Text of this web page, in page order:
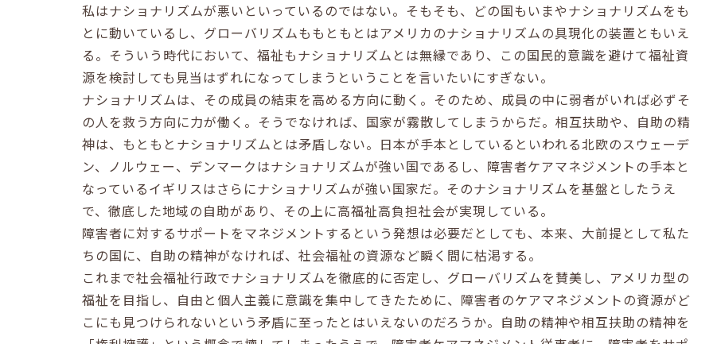
私はナショナリズムが悪いといっているのではない。そもそも、どの国もいまやナショナリズムをも
とに動いているし、グローバリズムももともとはアメリカのナショナリズムの具現化の装置ともいえ
る。そういう時代において、福祉もナショナリズムとは無縁であり、この国民的意識を避けて福祉資
源を検討しても見当はずれになってしまうということを言いたいにすぎない。
ナショナリズムは、その成員の結束を高める方向に動く。そのため、成員の中に弱者がいれば必ずそ
の人を救う方向に力が働く。そうでなければ、国家が霧散してしまうからだ。相互扶助や、自助の精
神は、もともとナショナリズムとは矛盾しない。日本が手本としているといわれる北欧のスウェーデ
ン、ノルウェー、デンマークはナショナリズムが強い国であるし、障害者ケアマネジメントの手本と
なっているイギリスはさらにナショナリズムが強い国家だ。そのナショナリズムを基盤としたうえ
で、徹底した地域の自助があり、その上に高福祉高負担社会が実現している。
障害者に対するサポートをマネジメントするという発想は必要だとしても、本来、大前提として私た
ちの国に、自助の精神がなければ、社会福祉の資源など瞬く間に枯渇する。
これまで社会福祉行政でナショナリズムを徹底的に否定し、グローバリズムを賛美し、アメリカ型の
福祉を目指し、自由と個人主義に意識を集中してきたために、障害者のケアマネジメントの資源がど
こにも見つけられないという矛盾に至ったとはいえないのだろうか。自助の精神や相互扶助の精神を